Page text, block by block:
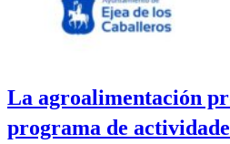
La agroalimentación
programa de